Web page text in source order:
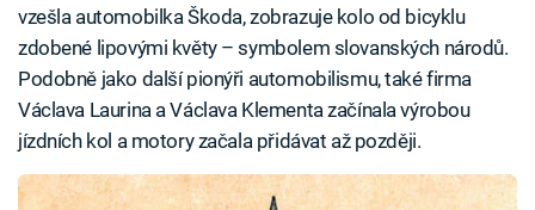
vzešla automobilka Škoda, zobrazuje kolo od bicyklu
zdobené lipovými květy – symbolem slovanských národů.
Podobně jako další pionýři automobilismu, také firma
Václava Laurina a Václava Klementa začínala výrobou
jízdních kol a motory začala přidávat až později.